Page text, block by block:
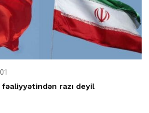
fəaliyyətindən razı deyil